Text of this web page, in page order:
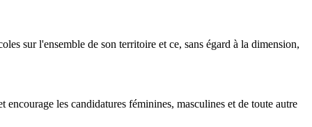
sur l'ensemble de son territoire et ce, sans égard à la dimension,
les candidatures féminines, masculines et de toute autre